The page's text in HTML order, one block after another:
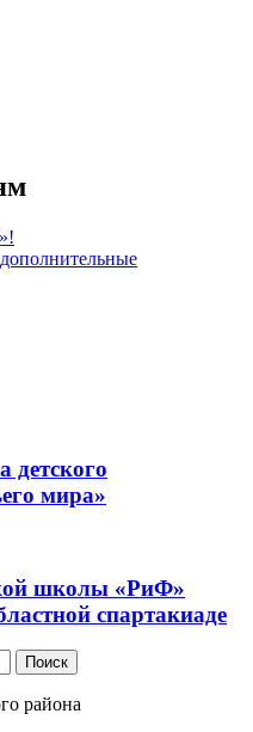
детского
мира»
школы «РиФ»
спартакиаде